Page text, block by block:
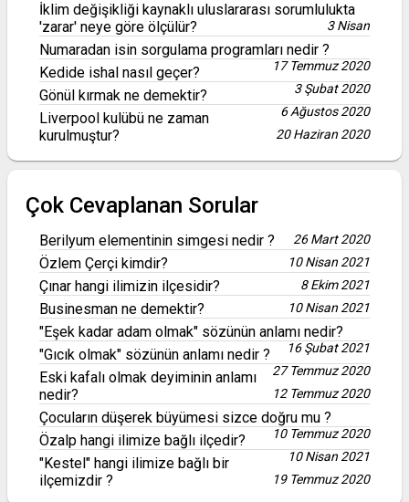
İklim değişikliği kaynaklı uluslararası sorumlulukta
'zarar' neye göre ölçülür?
3 Nisan
Numaradan isin sorgulama programları nedir ?
17 Temmuz 2020
Kedide ishal nasıl geçer?
3 Şubat 2020
Gönül kırmak ne demektir?
6 Ağustos 2020
Liverpool kulübü ne zaman
kurulmuştur?
20 Haziran 2020
Çok Cevaplanan Sorular
Berilyum elementinin simgesi nedir ? 26 Mart 2020
Özlem Çerçi kimdir? 10 Nisan 2021
Çınar hangi ilimizin ilçesidir? 8 Ekim 2021
Businesman ne demektir? 10 Nisan 2021
"Eşek kadar adam olmak" sözünün anlamı nedir?
16 Şubat 2021
"Gıcık olmak" sözünün anlamı nedir ?
27 Temmuz 2020
Eski kafalı olmak deyiminin anlamı
nedir?
12 Temmuz 2020
Çocuların düşerek büyümesi sizce doğru mu ?
10 Temmuz 2020
Özalp hangi ilimize bağlı ilçedir?
10 Nisan 2021
"Kestel" hangi ilimize bağlı bir
ilçemizdir ?
19 Temmuz 2020